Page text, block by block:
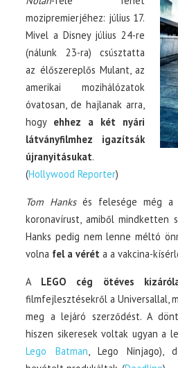
mozipremierjéhez: július 17.
Mivel a Disney július 24-re
(nálunk 23-ra) csúsztatta
az élőszereplős Mulant, az
amerikai mozihálózatok
óvatosan, de hajlanak arra,
hogy ehhez a két nyári
látványfilmhez igazítsák
újranyitásukat.
(Hollywood Reporter)
Tom Hanksés felesége még a
koronavírust, amiből mindketten
Hanks pedig nem lenne méltó
volna fel a vérét a a vakcina-
A LEGO cég ötéves
filmfejlesztésekről a Universallal,
meg a lejáró szerződést. A
hiszen sikeresek voltak ugyan a
Lego Batman, Lego Ninjago),